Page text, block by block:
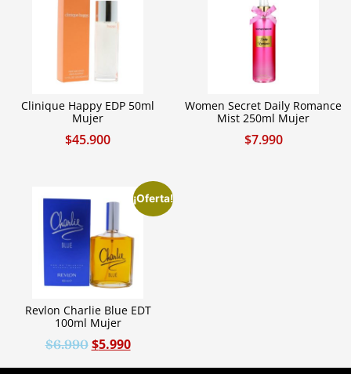
Clinique Happy EDP 50ml
Mujer
$45.900
Women Secret Daily Romance
Mist 250ml Mujer
$7.990
¡Oferta!
Revlon Charlie Blue EDT
100ml Mujer
$6.990 $5.990